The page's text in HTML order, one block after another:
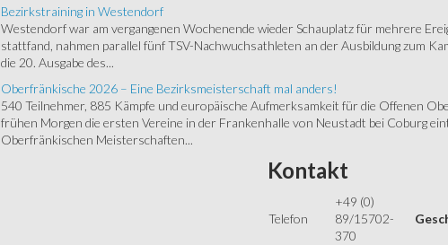
Bezirkstraining in Westendorf
Westendorf war am vergangenen Wochenende wieder Schauplatz für mehrere
stattfand, nahmen parallel fünf TSV-Nachwuchsathleten an der Ausbildung zum
die 20. Ausgabe des...
Oberfränkische 2026 – Eine Bezirksmeisterschaft mal anders!
540 Teilnehmer, 885 Kämpfe und europäische Aufmerksamkeit für die Offenen
frühen Morgen die ersten Vereine in der Frankenhalle von Neustadt bei Coburg
Oberfränkischen Meisterschaften...
Kontakt
Telefon
+49 (0)
89/15702-
370